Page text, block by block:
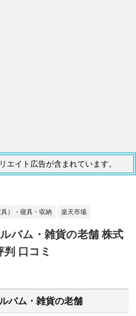
エイト広告が含まれています。
）・寝具・収納 楽天市場
バム・雑貨の老舗 株式
口コミ
バム・雑貨の老舗